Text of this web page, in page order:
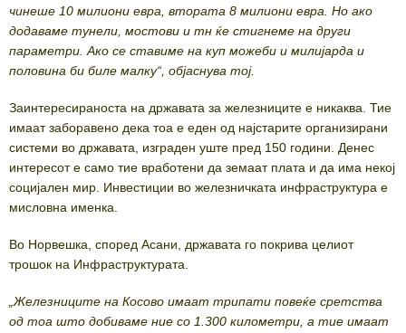
чинеше 10 милиони евра, втората 8 милиони евра. Но ако
додаваме тунели, мостови и тн ќе стигнеме на други
параметри. Ако се ставиме на куп можеби и милијарда и
половина би биле малку“, објаснува тој.
Заинтересираноста на државата за железниците е никаква. Тие
имаат заборавено дека тоа е еден од најстарите организирани
системи во државата, изграден уште пред 150 години. Денес
интересот е само тие вработени да земаат плата и да има некој
социјален мир. Инвестиции во железничката инфраструктура е
мисловна именка.
Во Норвешка, според Асани, државата го покрива целиот
трошок на Инфраструктурата.
„Железниците на Косово имаат трипати повеќе сретства
од тоа што добиваме ние со 1.300 километри, а тие имаат